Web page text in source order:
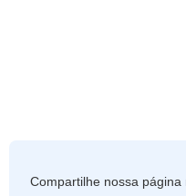
Compartilhe nossa página